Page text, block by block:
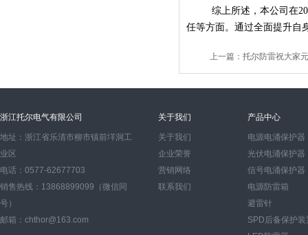
综上所述，本公司在
任等方面。通过全面提升自
上一篇： 托尔防雷祝大家
浙江托尔电气有限公司
地址：浙江省乐清市柳市镇前垟洞工
业区
电话：0577-62677703
销售热线：13868899099（微信同
号）
邮箱：chthor@163.com
关于我们
关于我们
企业荣誉
营销网络
联系我们
产品中心
电源电涌保护器
光伏电涌保护器
信号电涌保护器
电源防雷箱
避雷针
SPD后备保护装